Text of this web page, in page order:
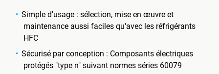
Simple d'usage : sélection, mise en œuvre et
maintenance aussi faciles qu'avec les réfrigérants
HFC
Sécurisé par conception : Composants électriques
protégés "type n" suivant normes séries 60079